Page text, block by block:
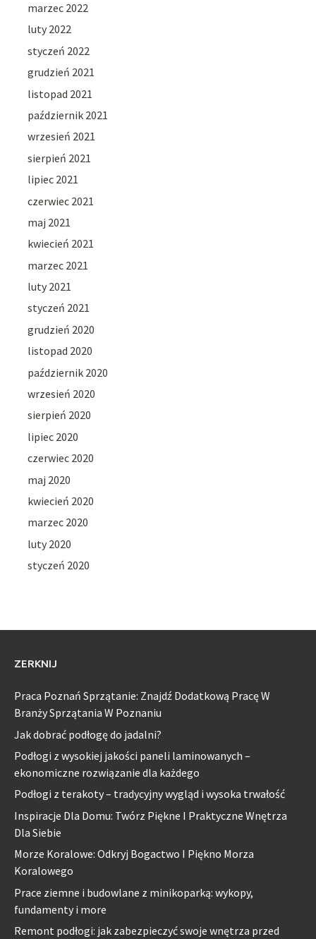
marzec 2022
luty 2022
styczeń 2022
grudzień 2021
listopad 2021
październik 2021
wrzesień 2021
sierpień 2021
lipiec 2021
czerwiec 2021
maj 2021
kwiecień 2021
marzec 2021
luty 2021
styczeń 2021
grudzień 2020
listopad 2020
październik 2020
wrzesień 2020
sierpień 2020
lipiec 2020
czerwiec 2020
maj 2020
kwiecień 2020
marzec 2020
luty 2020
styczeń 2020
ZERKNIJ
Praca Poznań Sprzątanie: Znajdź Dodatkową Pracę W
Branży Sprzątania W Poznaniu
Jak dobrać podłogę do jadalni?
Podłogi z wysokiej jakości paneli laminowanych –
ekonomiczne rozwiązanie dla każdego
Podłogi z terakoty – tradycyjny wygląd i wysoka trwałość
Inspiracje Dla Domu: Twórz Piękne I Praktyczne Wnętrza
Dla Siebie
Morze Koralowe: Odkryj Bogactwo I Piękno Morza
Koralowego
Prace ziemne i budowlane z minikoparką: wykopy,
fundamenty i more
Remont podłogi: jak zabezpieczyć swoje wnętrza przed